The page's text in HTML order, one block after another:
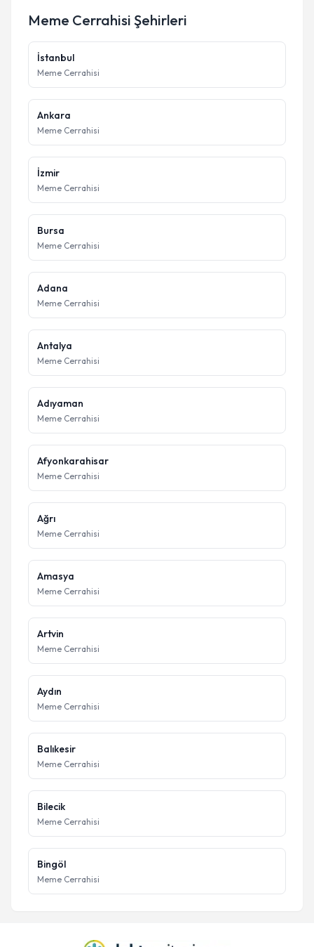
Meme Cerrahisi Şehirleri
İstanbul
Meme Cerrahisi
Ankara
Meme Cerrahisi
İzmir
Meme Cerrahisi
Bursa
Meme Cerrahisi
Adana
Meme Cerrahisi
Antalya
Meme Cerrahisi
Adıyaman
Meme Cerrahisi
Afyonkarahisar
Meme Cerrahisi
Ağrı
Meme Cerrahisi
Amasya
Meme Cerrahisi
Artvin
Meme Cerrahisi
Aydın
Meme Cerrahisi
Balıkesir
Meme Cerrahisi
Bilecik
Meme Cerrahisi
Bingöl
Meme Cerrahisi